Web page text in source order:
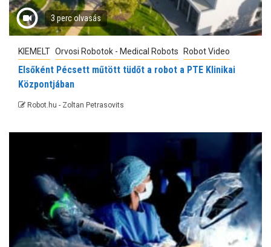
3 perc olvasás
KIEMELT Orvosi Robotok - Medical Robots Robot Video
Elsőként Pécsett műtött tüdőt a robot a PTE Klinikai
Központjában
Robot.hu - Zoltan Petrasovits